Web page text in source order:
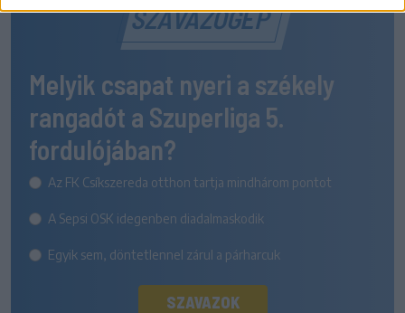
SZAVAZÓGÉP
Melyik csapat nyeri a székely
rangadót a Szuperliga 5.
fordulójában?
Az FK Csíkszereda otthon tartja mindhárom pontot
A Sepsi OSK idegenben diadalmaskodik
Egyik sem, döntetlennel zárul a párharcuk
SZAVAZOK